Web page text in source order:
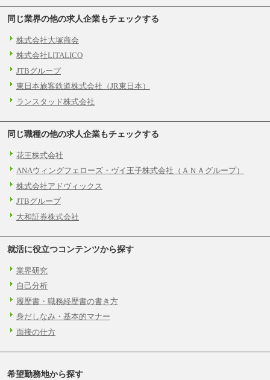
同じ業界の他の求人企業もチェックする
株式会社大塚商会
株式会社LITALICO
JTBグループ
東日本旅客鉄道株式会社（JR東日本）
ランスタッド株式会社
同じ職種の他の求人企業もチェックする
花王株式会社
ANAウィングフェローズ・ヴイ王子株式会社（ＡＮＡグループ）
株式会社アドヴィックス
JTBグループ
大和証券株式会社
就活に役立つコンテンツから探す
業界研究
自己分析
履歴書・職務経歴書の書き方
身だしなみ・基本的マナー
面接の仕方
希望勤務地から探す